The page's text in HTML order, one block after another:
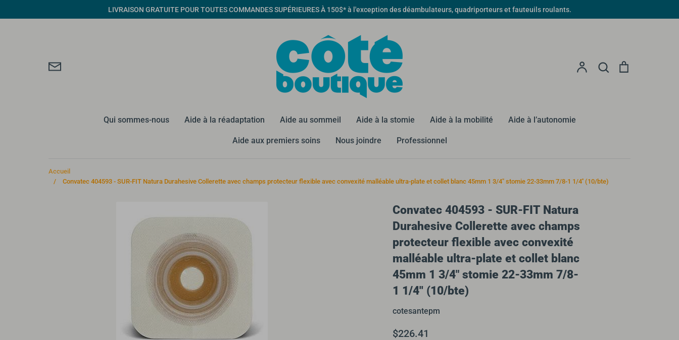
au
LIVRAISON GRATUITE POUR TOUTES COMMANDES SUPÉRIEURES À 150$* à l'exception des déambulateurs, quadriporteurs et fauteuils roulants.
Compte Recherche
Qui sommes-nous Aide à la réadaptation Aide au sommeil Aide à la stomie Aide à la mobilité Aide à l’autonomie
Aide aux premiers soins Nous joindre Professionnel
Accueil
/
Convatec 404593 - SUR-FIT Natura Durahesive Collerette avec champs protecteur flexible avec convexité malléable ultra-plate et collet blanc 45mm 1 3/4" stomie 22-33mm 7/8-1 1/4'' (10/bte)
Convatec 404593 - SUR-FIT Natura
Durahesive Collerette avec champs
protecteur flexible avec convexité
malléable ultra-plate et collet blanc
45mm 1 3/4" stomie 22-33mm 7/8-
1 1/4'' (10/bte)
cotesantepm
$226.41